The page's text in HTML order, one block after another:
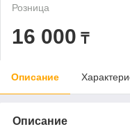
Розница
16 000 ₸
Описание
Описание